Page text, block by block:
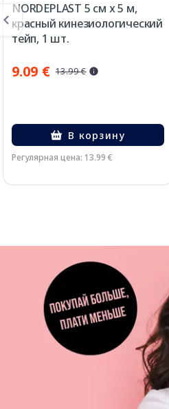
NORDEPLAST 5 см х 5 м,
красный кинезиологический
тейп, 1 шт.
9.09 € 13.99 €
В корзину
Регулярная цена: 13.99 €